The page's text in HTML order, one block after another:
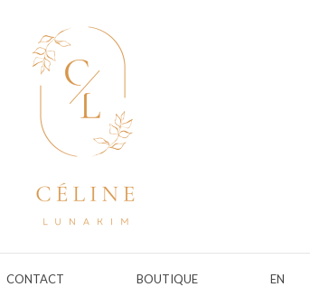
CONTACT BOUTIQUE EN